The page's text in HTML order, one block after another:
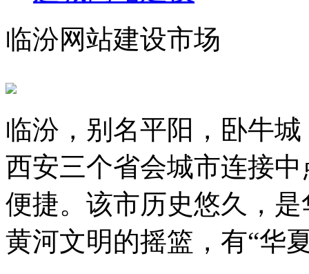
临汾网站建设市场
临汾，别名平阳，卧牛
西安三个省会城市连接
便捷。该市历史悠久，
黄河文明的摇篮，有“华